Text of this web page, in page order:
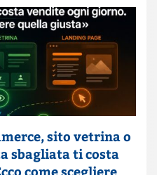
sito vetrina o
sbagliata ti costa
come scegliere